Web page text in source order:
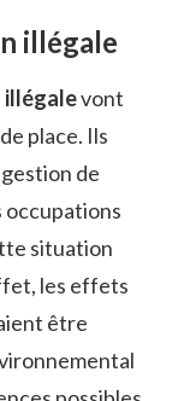
illégale
illégalevont
place. Ils
de
occupations
situation
les effets
être